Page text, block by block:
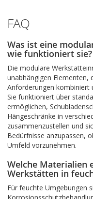
FAQ
Was ist eine
wie funktioniert sie?
Die modulare
unabhängigen Elementen,
Anforderungen kombiniert
Sie funktioniert über
ermöglichen,
Hängeschränke in
zusammenzustellen und
Bedürfnisse anzupassen,
Umfeld vorzunehmen.
Welche Materialien
Werkstätten in
Für feuchte Umgebungen